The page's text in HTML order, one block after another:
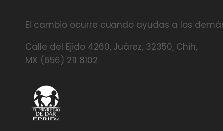
El cambio ocurre cuando ayudas a los
Calle del Ejido 4260, Juárez, 32350, Chih,
MX (656) 211 8102